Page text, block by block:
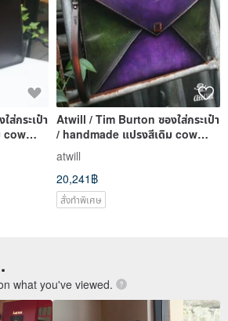
กระเป๋า
cow
Atwill / Tim Burton ซองใส่กระเป๋า
/ handmade แปรงสีเดิม cow
cow clutch / magic ส
atwill
20,241฿
สั่งทำพิเศษ
what you've viewed.